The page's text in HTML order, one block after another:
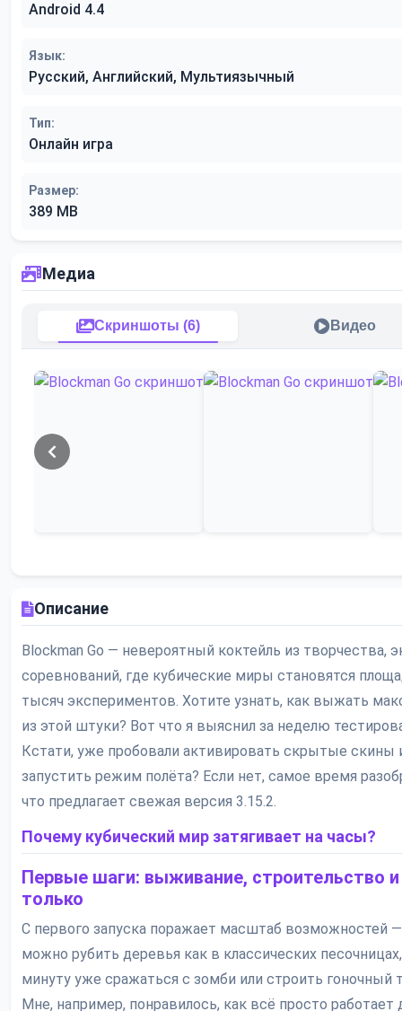
Android 4.4
Язык:
Русский, Английский, Мультиязычный
Тип:
Онлайн игра
Размер:
389 MB
Медиа
Скриншоты (6) Видео
Описание
Blockman Go — невероятный коктейль из творчества,
соревнований, где кубические миры становятся
тысяч экспериментов. Хотите узнать, как выжать
из этой штуки? Вот что я выяснил за неделю
Кстати, уже пробовали активировать скрытые скины
запустить режим полёта? Если нет, самое время
что предлагает свежая версия 3.15.2.
Почему кубический мир затягивает на часы?
Первые шаги: выживание, строительство и
только
С первого запуска поражает масштаб возможностей
можно рубить деревья как в классических
минуту уже сражаться с зомби или строить гоночный
Мне, например, понравилось, как всё просто работает